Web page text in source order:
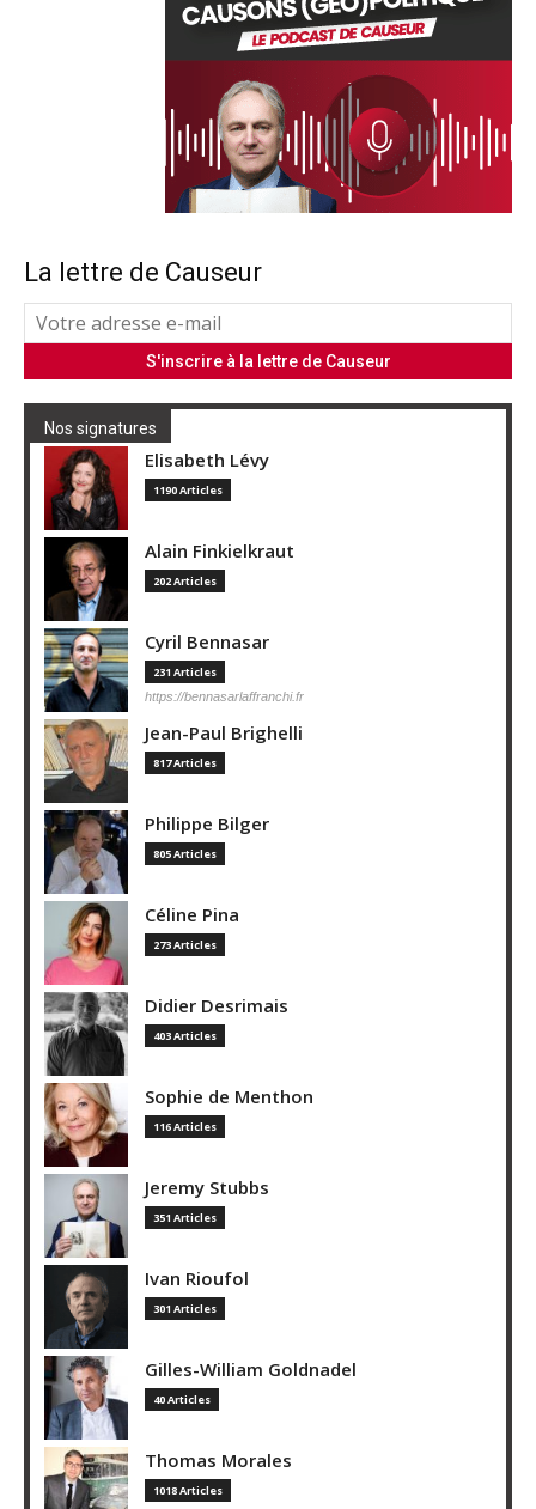
La lettre de Causeur
Nos signatures
Elisabeth Lévy
1190 Articles
Alain Finkielkraut
202 Articles
Cyril Bennasar
231 Articles
https://bennasarlaffranchi.fr
Jean-Paul Brighelli
817 Articles
Philippe Bilger
805 Articles
Céline Pina
273 Articles
Didier Desrimais
403 Articles
Sophie de Menthon
116 Articles
Jeremy Stubbs
351 Articles
Ivan Rioufol
301 Articles
Gilles-William Goldnadel
40 Articles
Thomas Morales
1018 Articles